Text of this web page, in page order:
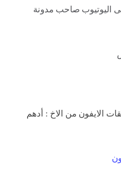
اليوتيوب صاحب مدونة
الايفون من الاخ : أدهم